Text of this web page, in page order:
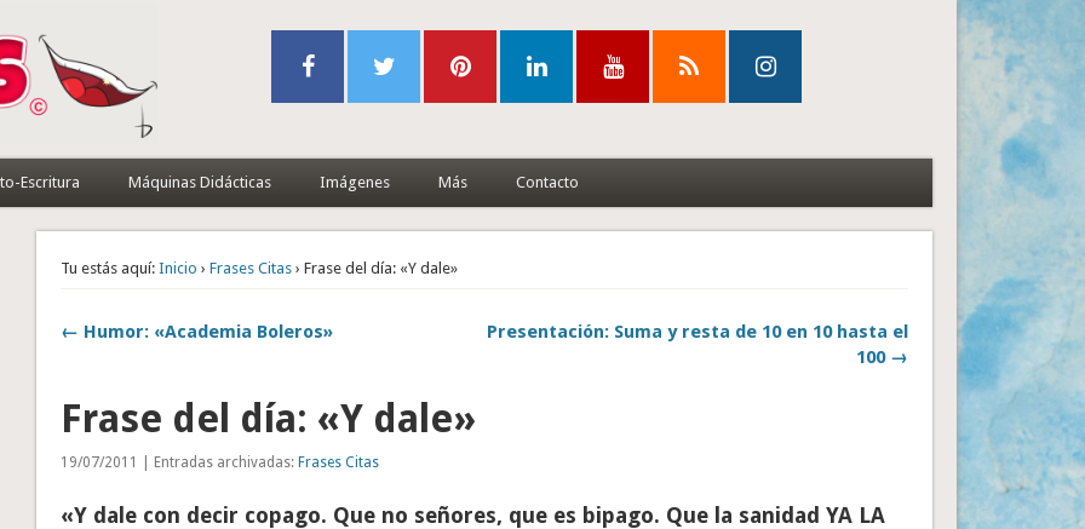
Escritura Máquinas Didácticas Imágenes Más Contacto
Tu estás aquí: Inicio ›Frases Citas › Frase del día: «Y dale»
← Humor: «Academia Boleros»
Presentación: Suma y resta de 10 en 10 hasta el
100 →
Frase del día: «Y dale»
19/07/2011 | Entradas archivadas:Frases Citas
«Y dale con decir copago. Que no señores, que es bipago. Que la sanidad YA LA